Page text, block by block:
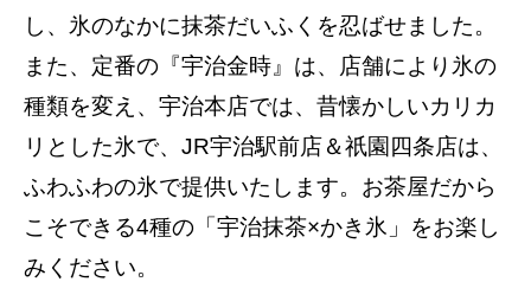
し、氷のなかに抹茶だいふくを忍ばせました。
また、定番の『宇治金時』は、店舗により氷の
種類を変え、宇治本店では、昔懐かしいカリカ
リとした氷で、JR宇治駅前店＆祇園四条店は、
ふわふわの氷で提供いたします。お茶屋だから
こそできる4種の「宇治抹茶×かき氷」をお楽し
みください。